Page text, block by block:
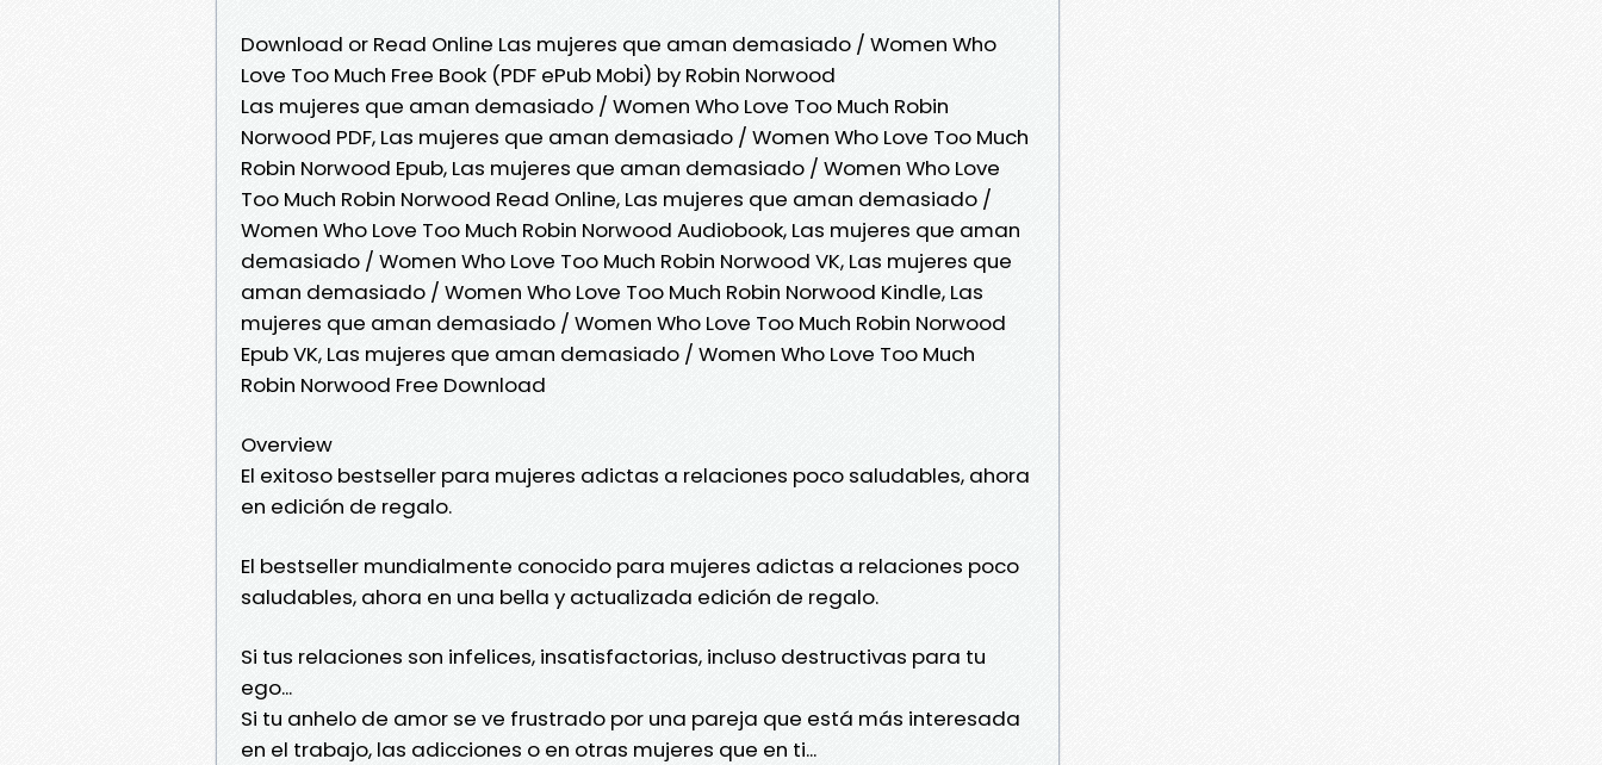
Download or Read Online Las mujeres que aman demasiado / Women Who
Love Too Much Free Book (PDF ePub Mobi) by Robin Norwood
Las mujeres que aman demasiado / Women Who Love Too Much Robin
Norwood PDF, Las mujeres que aman demasiado / Women Who Love Too Much
Robin Norwood Epub, Las mujeres que aman demasiado / Women Who Love
Too Much Robin Norwood Read Online, Las mujeres que aman demasiado /
Women Who Love Too Much Robin Norwood Audiobook, Las mujeres que aman
demasiado / Women Who Love Too Much Robin Norwood VK, Las mujeres que
aman demasiado / Women Who Love Too Much Robin Norwood Kindle, Las
mujeres que aman demasiado / Women Who Love Too Much Robin Norwood
Epub VK, Las mujeres que aman demasiado / Women Who Love Too Much
Robin Norwood Free Download
Overview
El exitoso bestseller para mujeres adictas a relaciones poco saludables, ahora
en edición de regalo.
El bestseller mundialmente conocido para mujeres adictas a relaciones poco
saludables, ahora en una bella y actualizada edición de regalo.
Si tus relaciones son infelices, insatisfactorias, incluso destructivas para tu
ego...
Si tu anhelo de amor se ve frustrado por una pareja que está más interesada
en el trabajo, las adicciones o en otras mujeres que en ti...